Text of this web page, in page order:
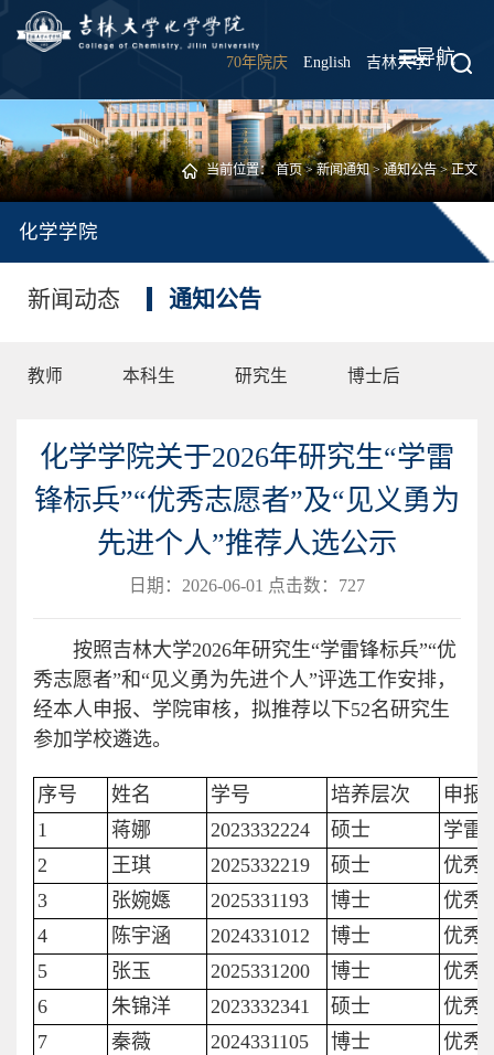
70年院庆 English 吉林大学 |
导航
当前位置：首页>新闻通知>通知公告> 正文
化学学院
新闻动态 通知公告
教师 本科生 研究生 博士后
化学学院关于2026年研究生“学雷
锋标兵”“优秀志愿者”及“见义勇为
先进个人”推荐人选公示
日期：2026-06-01 点击数： 727
按照吉林大学2026年研究生“学雷锋标兵”“优
秀志愿者”和“见义勇为先进个人”评选工作安排，
经本人申报、学院审核，拟推荐以下52名研究生
参加学校遴选。
序号 姓名 学号 培养层次
申报
1
蒋娜 2023332224 硕士
学雷
2
王琪 2025332219 硕士
优秀
3
张婉嫕 2025331193 博士
优秀
4
陈宇涵 2024331012 博士
优秀
5
张玉 2025331200 博士
优秀
6
朱锦洋 2023332341 硕士
优秀
7
秦薇 2024331105 博士
优秀